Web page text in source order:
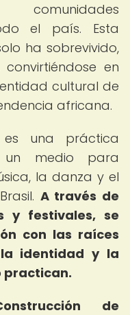
el país. Esta
ha sobrevivido,
en
cultural de
africana.
una práctica
un medio para
la danza y el
A través de
y festivales, se
con las raíces
identidad y la
practican.
de